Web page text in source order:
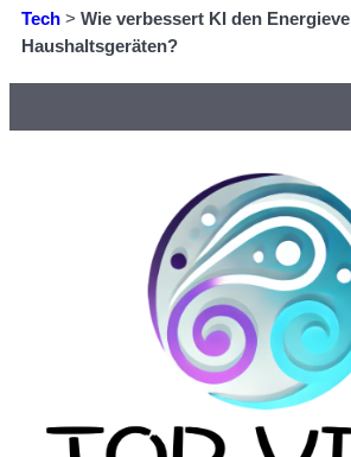
Tech > Wie verbessert KI den
Haushaltsgeräten?